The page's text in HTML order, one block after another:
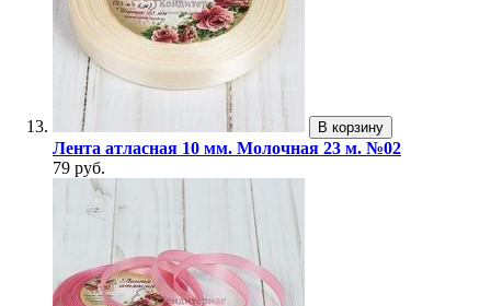
В корзину
Лента атласная 10 мм. Молочная 23 м. №02
79 руб.